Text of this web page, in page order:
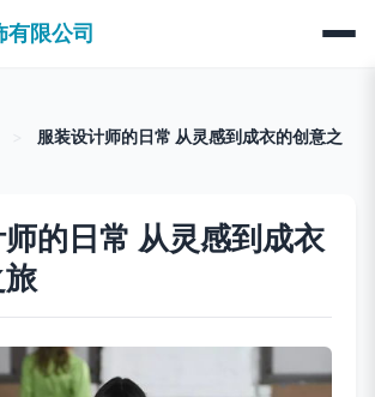
有限公司
服装设计师的日常 从灵感到成衣的创意之
的日常 从灵感到成衣